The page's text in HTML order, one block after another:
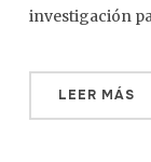
investigación
LEER MÁS